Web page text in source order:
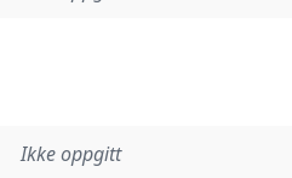
Ikke oppgitt